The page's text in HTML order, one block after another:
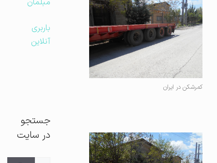
کمرشکن در ایران
باربری
آنلاین
جستجو
در سایت